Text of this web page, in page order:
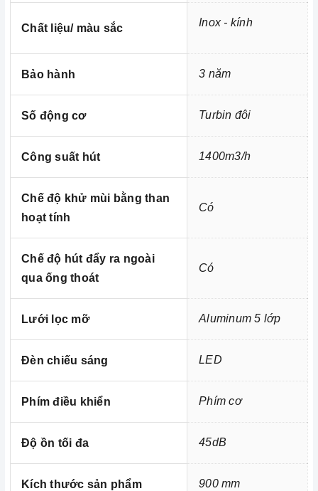
Chất liệu/ màu sắc Inox - kính
Bảo hành 3 năm
Số động cơ Turbin đôi
Công suất hút 1400m3/h
Chế độ khử mùi bằng than
hoạt tính
Có
Chế độ hút đẩy ra ngoài
qua ống thoát
Có
Lưới lọc mỡ Aluminum 5 lớp
Đèn chiếu sáng LED
Phím điều khiển Phím cơ
Độ ồn tối đa 45dB
Kích thước sản phẩm 900 mm